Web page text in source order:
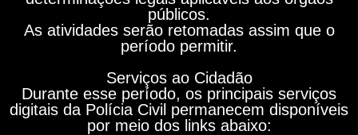
públicos.
As atividades serão retomadas assim que o
período permitir.
Serviços ao Cidadão
Durante esse período, os principais serviços
digitais da Polícia Civil permanecem disponíveis
por meio dos links abaixo: